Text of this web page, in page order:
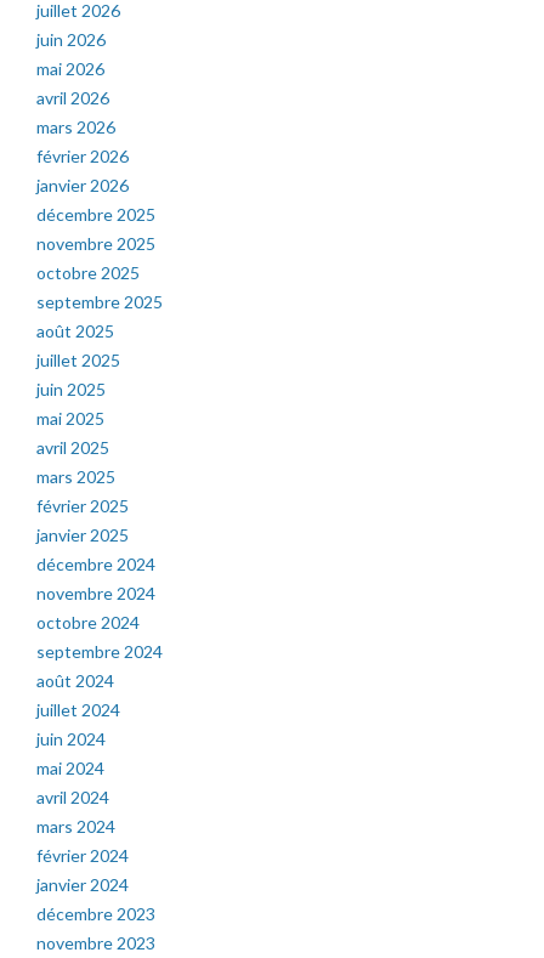
juillet 2026
juin 2026
mai 2026
avril 2026
mars 2026
février 2026
janvier 2026
décembre 2025
novembre 2025
octobre 2025
septembre 2025
août 2025
juillet 2025
juin 2025
mai 2025
avril 2025
mars 2025
février 2025
janvier 2025
décembre 2024
novembre 2024
octobre 2024
septembre 2024
août 2024
juillet 2024
juin 2024
mai 2024
avril 2024
mars 2024
février 2024
janvier 2024
décembre 2023
novembre 2023